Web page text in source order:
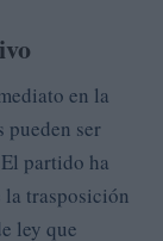
en la
pueden ser
partido ha
trasposición
ley que